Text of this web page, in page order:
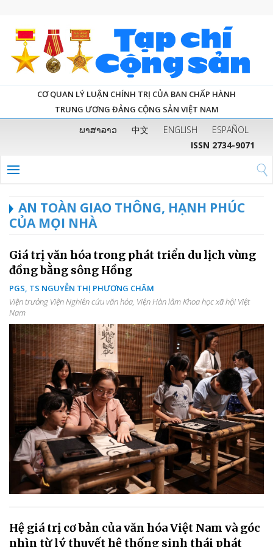
CƠ QUAN LÝ LUẬN CHÍNH TRỊ CỦA BAN CHẤP HÀNH
TRUNG ƯƠNG ĐẢNG CỘNG SẢN VIỆT NAM
ພາສາລາວ 中文 ENGLISH
ESPAÑOL
ISSN 2734-9071
AN TOÀN GIAO THÔNG, HẠNH PHÚC
CỦA MỌI NHÀ
Giá trị văn hóa trong phát triển du lịch vùng
đồng bằng sông Hồng
PGS, TS NGUYỄN THỊ PHƯƠNG CHÂM
Viện trưởng Viện Nghiên cứu văn hóa, Viện Hàn lâm Khoa học xã hội Việt
Nam
Hệ giá trị cơ bản của văn hóa Việt Nam và góc
nhìn từ lý thuyết hệ thống sinh thái phát